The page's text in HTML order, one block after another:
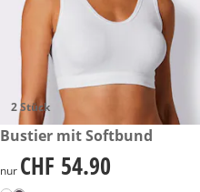
2 Stück
CHF 54.90
Bustier mit Softbund
CHF 54.90
nur CHF 54.90